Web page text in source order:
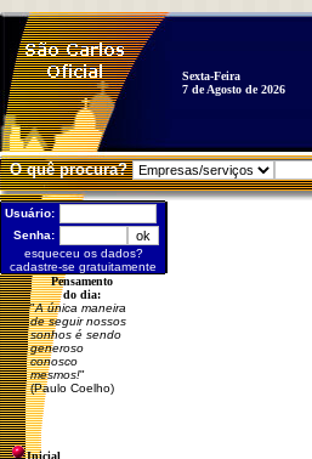
Sexta-Feira
7 de Agosto de 2026
O quê procura?
Usuário:
Senha:
esqueceu os dados?
cadastre-se gratuitamente
Pensamento
do dia:
"A única maneira
de seguir nossos
sonhos é sendo
generoso
conosco
mesmos!"
(Paulo Coelho)
Inicial